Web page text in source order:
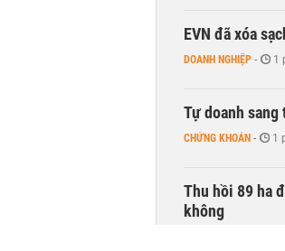
EVN đã xóa
DOANH NGHIỆP - 1
Tự doanh sang
CHỨNG KHOÁN - 1
Thu hồi 89 ha
không